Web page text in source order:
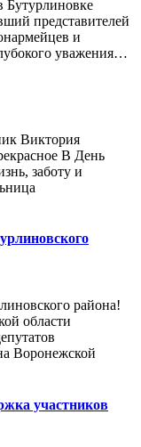
Бутурлиновке
представителей
и
уважения…
Виктория
В День
заботу и
района!
области
Воронежской
участников